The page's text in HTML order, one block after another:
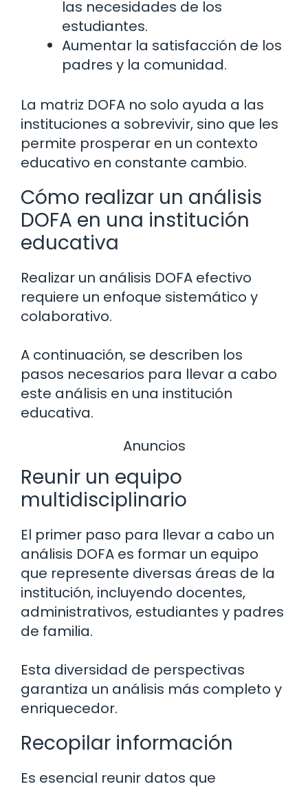
las necesidades de los
estudiantes.
Aumentar la satisfacción de los
padres y la comunidad.
La matriz DOFA no solo ayuda a las
instituciones a sobrevivir, sino que les
permite prosperar en un contexto
educativo en constante cambio.
Cómo realizar un análisis
DOFA en una institución
educativa
Realizar un análisis DOFA efectivo
requiere un enfoque sistemático y
colaborativo.
A continuación, se describen los
pasos necesarios para llevar a cabo
este análisis en una institución
educativa.
Anuncios
Reunir un equipo
multidisciplinario
El primer paso para llevar a cabo un
análisis DOFA es formar un equipo
que represente diversas áreas de la
institución, incluyendo docentes,
administrativos, estudiantes y padres
de familia.
Esta diversidad de perspectivas
garantiza un análisis más completo y
enriquecedor.
Recopilar información
Es esencial reunir datos que